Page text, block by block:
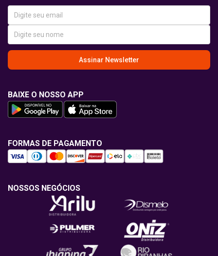
Assinar Newsletter
BAIXE O NOSSO APP
FORMAS DE PAGAMENTO
NOSSOS NEGÓCIOS